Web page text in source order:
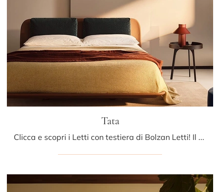
Tata
Clicca e scopri i Letti con testiera di Bolzan Letti! Il modello Tata in pelle ti sta aspettando nelle versioni matrimoniali.